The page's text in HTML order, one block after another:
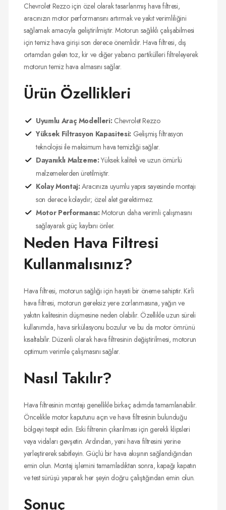
Chevrolet Rezzo için özel olarak tasarlanmış hava filtresi,
aracınızın motor performansını artırmak ve yakıt verimliliğini
sağlamak amacıyla geliştirilmiştir. Motorun sağlıklı çalışabilmesi
için temiz hava girişi son derece önemlidir. Hava filtresi, dış
ortamdan gelen toz, kir ve diğer yabancı partikülleri filtreleyerek
motorun temiz hava almasını sağlar.
Ürün Özellikleri
Uyumlu Araç Modelleri: Chevrolet Rezzo
Yüksek Filtrasyon Kapasitesi: Gelişmiş filtrasyon
teknolojisi ile maksimum hava temizliği sağlar.
Dayanıklı Malzeme:Yüksek kaliteli ve uzun ömürlü
malzemelerden üretilmiştir.
Kolay Montaj: Aracınıza uyumlu yapısı sayesinde montajı
son derece kolaydır; özel alet gerektirmez.
Motor Performansı: Motorun daha verimli çalışmasını
sağlayarak güç kaybını önler.
Neden Hava Filtresi
Kullanmalısınız?
Hava filtresi, motorun sağlığı için hayati bir öneme sahiptir. Kirli
hava filtresi, motorun gereksiz yere zorlanmasına, yağın ve
yakıtın kalitesinin düşmesine neden olabilir. Özellikle uzun süreli
kullanımda, hava sirkülasyonu bozulur ve bu da motor ömrünü
kısaltabilir. Düzenli olarak hava filtresinin değiştirilmesi, motorun
optimum verimle çalışmasını sağlar.
Nasıl Takılır?
Hava filtresinin montajı genellikle birkaç adımda tamamlanabilir.
Öncelikle motor kaputunu açın ve hava filtresinin bulunduğu
bölgeyi tespit edin. Eski filtrenin çıkarılması için gerekli klipsleri
veya vidaları gevşetin. Ardından, yeni hava filtresini yerine
yerleştirerek sabitleyin. Güçlü bir hava akışının sağlandığından
emin olun. Montaj işlemini tamamladıktan sonra, kapağı kapatın
ve test sürüşü yaparak her şeyin doğru çalıştığından emin olun.
Sonuç